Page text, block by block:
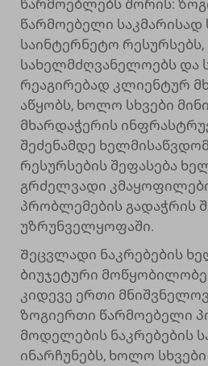
წარმოებლებს შორის:
წარმოებელი
საინტერნეტო
სახელმძღვანელოებს და
რეაგირებად კლიენტურ
აწყობს, ხოლო სხვები
მხარდაჭერის
შეძენამდე
რესურსების შეფასება
გრძელვადი
პრობლემების გადაჭრის
უზრუნველყოფაში.
Შეცვლადი ნაკრებების
ბიუჯეტური
კიდევე ერთი
ზოგიერთი წარმოებელი
მოდელების ნაკრებების
ინარჩუნებს, ხოლო